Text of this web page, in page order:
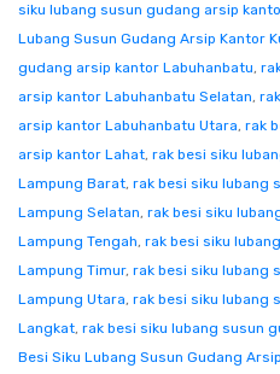
siku lubang susun gudang arsip
Lubang Susun Gudang Arsip Kantor
gudang arsip kantor Labuhanbatu,
arsip kantor Labuhanbatu Selatan,
arsip kantor Labuhanbatu Utara, rak
arsip kantor Lahat, rak besi siku
Lampung Barat, rak besi siku lubang
Lampung Selatan, rak besi siku
Lampung Tengah, rak besi siku
Lampung Timur, rak besi siku lubang
Lampung Utara, rak besi siku lubang
Langkat, rak besi siku lubang susun
Besi Siku Lubang Susun Gudang